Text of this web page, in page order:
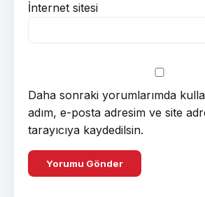
İnternet sitesi
Daha sonraki yorumlarımda
adım, e-posta adresim ve site
tarayıcıya kaydedilsin.